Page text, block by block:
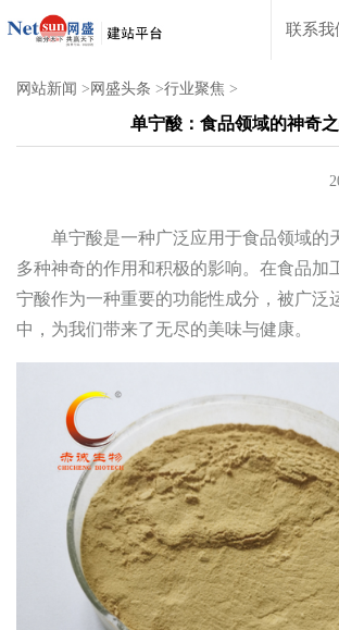
联系我
网站新闻 > 网盛头条 >行业聚焦 >
单宁酸：食品领域的神奇
单宁酸是一种广泛应用于食品领域的
多种神奇的作用和积极的影响。在食品加
宁酸作为一种重要的功能性成分，被广泛
中，为我们带来了无尽的美味与健康。